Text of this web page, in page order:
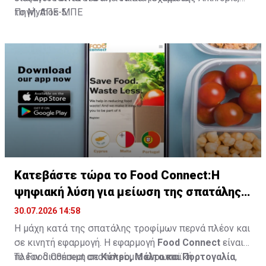
το Mythos 5.
Πηγή: ΑΠΕ-ΜΠΕ
Κατεβάστε τώρα το Food Connect:Η
ψηφιακή λύση για μείωση της σπατάλης
τροφίμων
30.07.2026 14:58
Η μάχη κατά της σπατάλης τροφίμων περνά πλέον και
σε κινητή εφαρμογή. Η εφαρμογή Food Connect είναι
πλέον διαθέσιμη σεΚύπρο, Μάλτα και Πορτογαλία,
Το Food Connect αποτελεί μια ευρωπαϊκή